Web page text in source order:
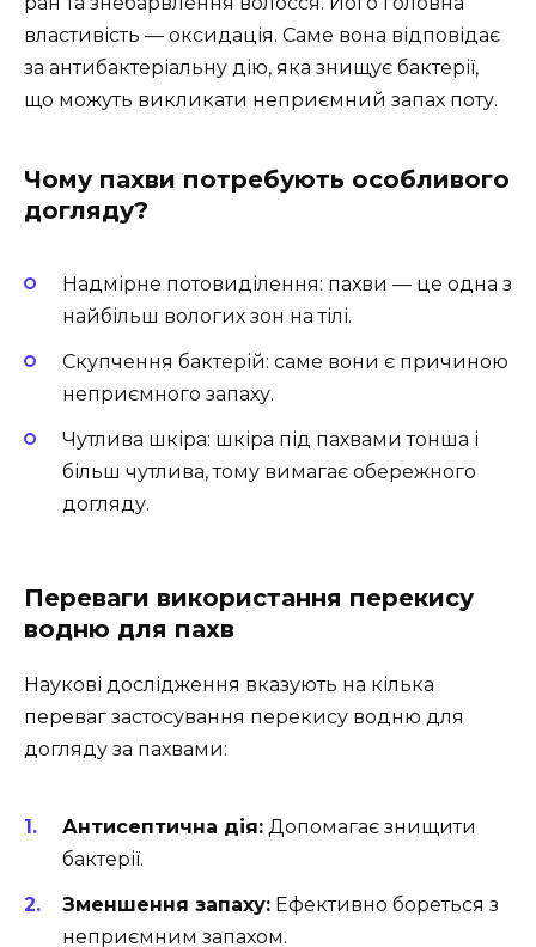
властивість — оксидація. Саме вона відповідає
за антибактеріальну дію, яка знищує бактерії,
що можуть викликати неприємний запах поту.
Чому пахви потребують особливого
догляду?
Надмірне потовиділення: пахви — це одна з
найбільш вологих зон на тілі.
Скупчення бактерій: саме вони є причиною
неприємного запаху.
Чутлива шкіра: шкіра під пахвами тонша і
більш чутлива, тому вимагає обережного
догляду.
Переваги використання перекису
водню для пахв
Наукові дослідження вказують на кілька
переваг застосування перекису водню для
догляду за пахвами:
Антисептична дія: Допомагає знищити
бактерії.
Зменшення запаху: Ефективно бореться з
неприємним запахом.